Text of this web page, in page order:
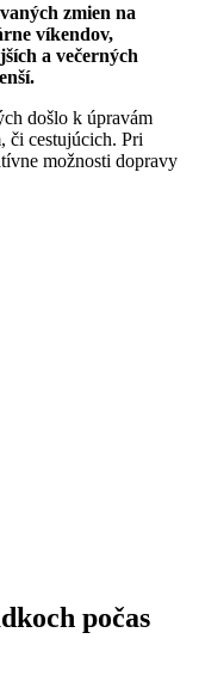
zmien na
víkendov,
a večerných
došlo k úpravám
či cestujúcich. Pri
možnosti dopravy
počas